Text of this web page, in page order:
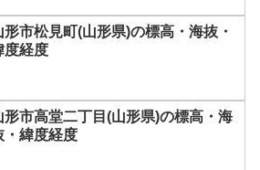
形市松見町(山形県)の標高・海抜・
度経度
形市高堂二丁目(山形県)の標高・海
・緯度経度